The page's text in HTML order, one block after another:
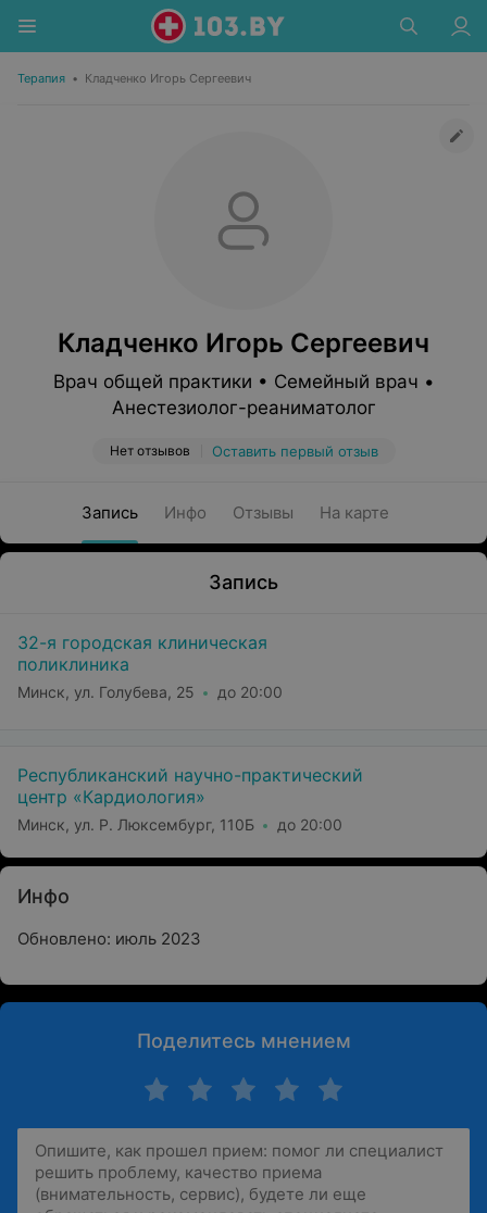
Терапия • Кладченко Игорь Сергеевич
Кладченко Игорь Сергеевич
Врач общей практики • Семейный врач •
Анестезиолог-реаниматолог
Нет отзывов Оставить первый отзыв
Запись Инфо Отзывы На карте
Запись
32-я городская клиническая
поликлиника
Минск, ул. Голубева, 25 до 20:00
Республиканский научно-практический
центр «Кардиология»
Минск, ул. Р. Люксембург, 110Б до 20:00
Инфо
Обновлено: июль 2023
Поделитесь мнением